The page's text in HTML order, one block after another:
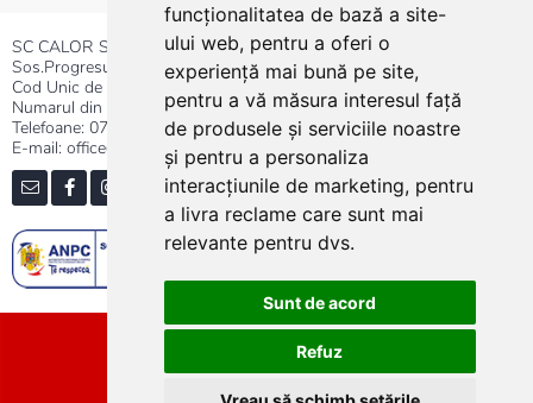
funcționalitatea de bază a site-
ului web, pentru a oferi o
experiență mai bună pe site,
pentru a vă măsura interesul față
de produsele și serviciile noastre
și pentru a personaliza
interacțiunile de marketing, pentru
a livra reclame care sunt mai
relevante pentru dvs.
Sunt de acord
Refuz
SC CALOR SRL
Sos.Progresului nr.30-40, Sector 5, Bucuresti
Cod Unic de Inregistrare: RO 3004724
Numarul din Registrul Comertului:J40/13176/1991
Telefoane: 0737.23.44.44|021.411.44.44
E-mail: office@calor.ro